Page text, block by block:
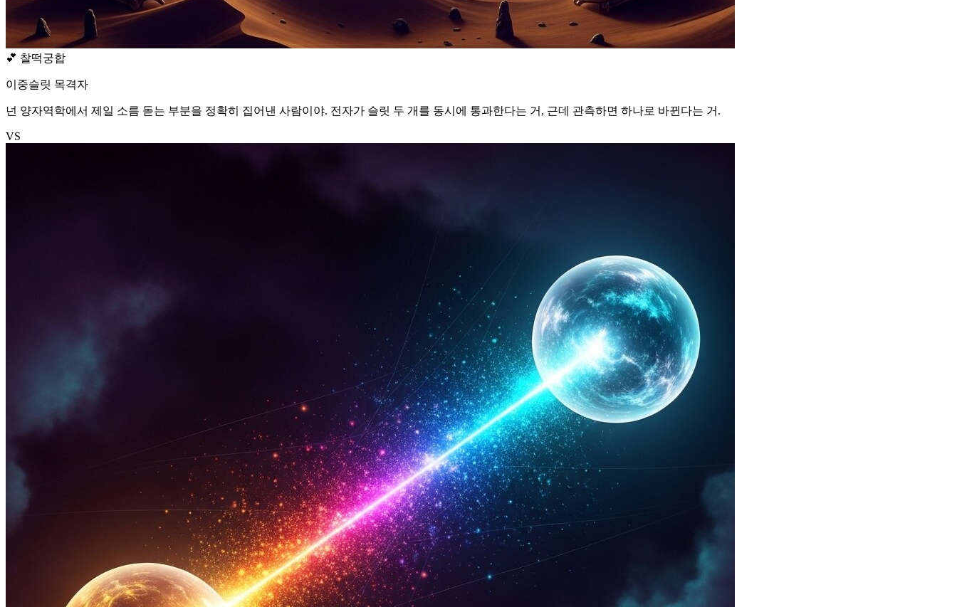
💕 찰떡궁합
이중슬릿 목격자
넌 양자역학에서 제일 소름 돋는 부분을 정확히 집어낸 사람이야. 전자가 슬릿 두 개를 동시에 통과한다는 거, 근데 관측하면 하나로 바뀐다는 거.
VS